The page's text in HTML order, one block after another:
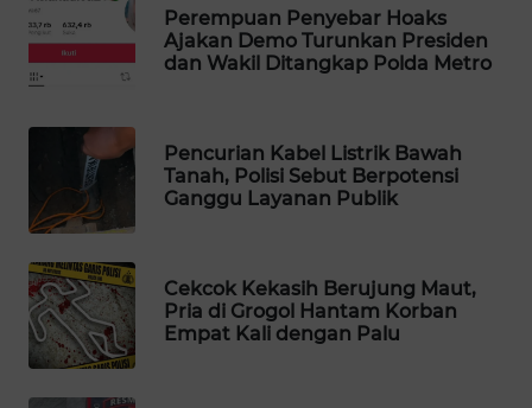
Perempuan Penyebar Hoaks
Ajakan Demo Turunkan Presiden
dan Wakil Ditangkap Polda Metro
Pencurian Kabel Listrik Bawah
Tanah, Polisi Sebut Berpotensi
Ganggu Layanan Publik
Cekcok Kekasih Berujung Maut,
Pria di Grogol Hantam Korban
Empat Kali dengan Palu
UMKM
WAHANA
PERSONA
WAHANA
OTOMOTIF
WAHANA
HEALTH